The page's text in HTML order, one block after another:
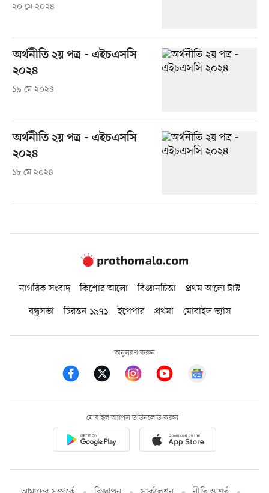
২০ মে ২০২৪
অর্থনীতি ২য় পত্র - এইচএসসি
২০২৪
১৯ মে ২০২৪
অর্থনীতি ২য় পত্র - এইচএসসি
২০২৪
১৮ মে ২০২৪
নাগরিক সংবাদ কিশোর আলো বিজ্ঞানচিন্তা
প্রথম আলো ট্রাস্ট
বন্ধুসভা
চিরন্তন ১৯৭১ ইপেপার প্রথমা মোবাইল ভ্যাস
অনুসরণ করুন
মোবাইল অ্যাপস ডাউনলোড করুন